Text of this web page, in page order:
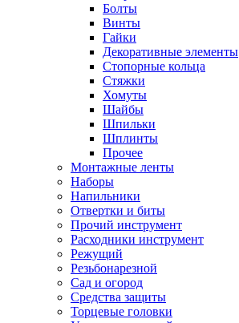
Болты
Винты
Гайки
Декоративные элементы
Стопорные кольца
Стяжки
Хомуты
Шайбы
Шпильки
Шплинты
Прочее
Монтажные ленты
Наборы
Напильники
Отвертки и биты
Прочий инструмент
Расходники инструмент
Режущий
Резьбонарезной
Сад и огород
Средства защиты
Торцевые головки